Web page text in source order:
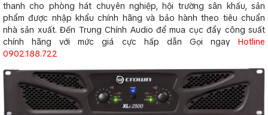
thanh cho phòng hát chuyên nghiệp, hội trường sân khấu, sản
phẩm được nhập khẩu chính hãng và bảo hành theo tiêu chuẩn
nhà sản xuất. Đến Trung Chính Audio để mua cục đẩy công suất
chính hãng với mức giá cực hấp dẫn Gọi ngay Hotline
0902.188.722